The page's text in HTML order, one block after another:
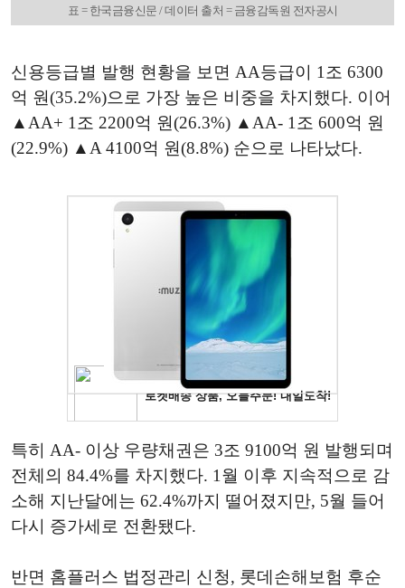
표 = 한국금융신문 / 데이터 출처 = 금융감독원 전자공시
신용등급별 발행 현황을 보면 AA등급이 1조 6300
억 원(35.2%)으로 가장 높은 비중을 차지했다. 이어
▲AA+ 1조 2200억 원(26.3%) ▲AA- 1조 600억 원
(22.9%) ▲A 4100억 원(8.8%) 순으로 나타났다.
특히 AA- 이상 우량채권은 3조 9100억 원 발행되며
전체의 84.4%를 차지했다. 1월 이후 지속적으로 감
소해 지난달에는 62.4%까지 떨어졌지만, 5월 들어
다시 증가세로 전환됐다.
반면 홈플러스 법정관리 신청, 롯데손해보험 후순